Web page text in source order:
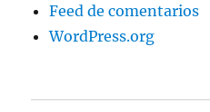
Feed de comentarios
WordPress.org